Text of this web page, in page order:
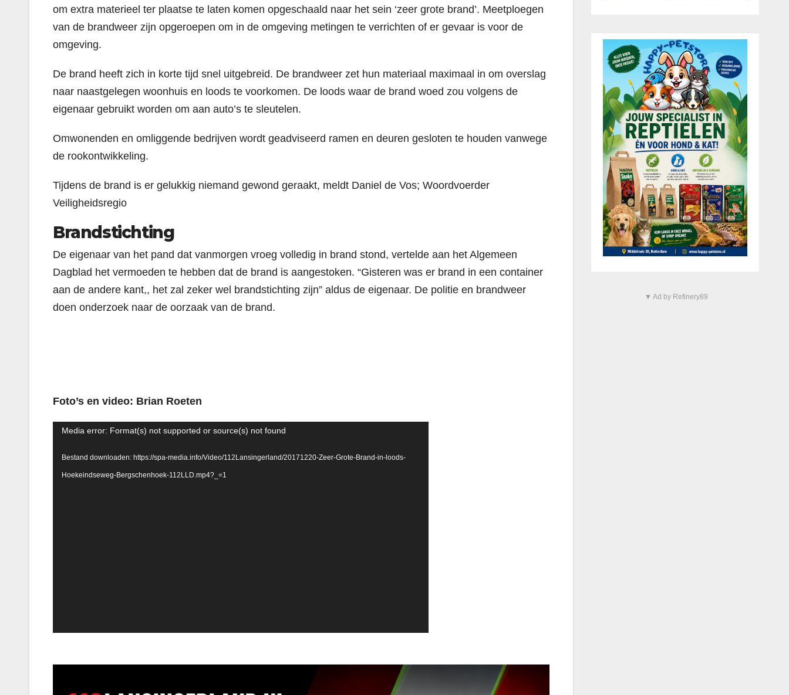
om extra materieel ter plaatse te laten komen opgeschaald naar het sein ‘zeer grote brand’. Meetploegen
van de brandweer zijn opgeroepen om in de omgeving metingen te verrichten of er gevaar is voor de
omgeving.
De brand heeft zich in korte tijd snel uitgebreid. De brandweer zet hun materiaal maximaal in om overslag
naar naastgelegen woonhuis en loods te voorkomen. De loods waar de brand woed zou volgens de
eigenaar gebruikt worden om aan auto’s te sleutelen.
Omwonenden en omliggende bedrijven wordt geadviseerd ramen en deuren gesloten te houden vanwege
de rookontwikkeling.
Tijdens de brand is er gelukkig niemand gewond geraakt, meldt Daniel de Vos; Woordvoerder
Veiligheidsregio
Brandstichting
De eigenaar van het pand dat vanmorgen vroeg volledig in brand stond, vertelde aan het Algemeen
Dagblad het vermoeden te hebben dat de brand is aangestoken. “Gisteren was er brand in een container
aan de andere kant,, het zal zeker wel brandstichting zijn” aldus de eigenaar. De politie en brandweer
doen onderzoek naar de oorzaak van de brand.
Foto’s en video: Brian Roeten
Videospeler
Media error: Format(s) not supported or source(s) not found
Bestand downloaden: https://spa-media.info/Video/112Lansingerland/20171220-Zeer-Grote-Brand-in-loods-
Hoekeindseweg-Bergschenhoek-112LLD.mp4?_=1
▼ Ad by Refinery89